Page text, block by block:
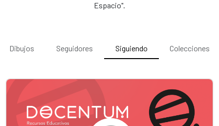
Espacio".
Dibujos Seguidores Siguiendo Colecciones